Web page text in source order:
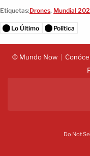
Etiquetas:Drones, Mundial
Lo Último Política
© Mundo Now
Do Not